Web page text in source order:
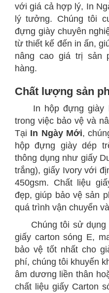
với giá cả hợp lý, In
lý tưởng. Chúng tôi
đựng giày chuyên
từ thiết kế đến in ấn,
nâng cao giá trị sản
hàng.
Chất lượng sản
In hộp đựng giày
trong việc bảo vệ và
Tại In Ngày Mới,
hộp đựng giày dép
thông dụng như giấy
trắng), giấy Ivory với
450gsm. Chất liệu
đẹp, giúp bảo vệ sản
quá trình vận chuyển
Chúng tôi sử
giấy carton sóng E,
bảo vệ tốt nhất cho
phí, chúng tôi khuyến
âm dương liền thân
chất liệu giấy Carton